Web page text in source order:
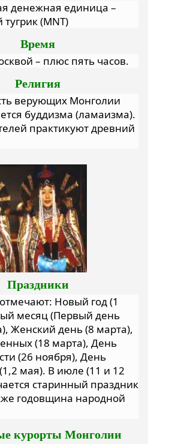
денежная единица –
(MNT)
Время
– плюс пять часов.
Религия
верующих Монголии
буддизма (ламаизма).
практикуют древний
Праздники
Новый год (1
месяц (Первый день
Женский день (8 марта),
(18 марта), День
(26 ноября), День
мая). В июле (11 и 12
старинный праздник
годовщина народной
курорты Монголии